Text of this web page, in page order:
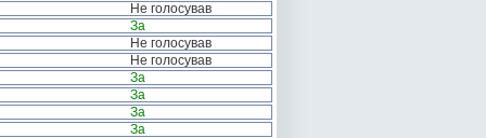
Не голосував
За
Не голосував
Не голосував
За
За
За
За